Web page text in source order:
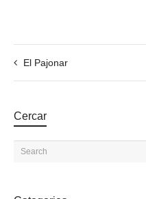
El Pajonar
Cercar